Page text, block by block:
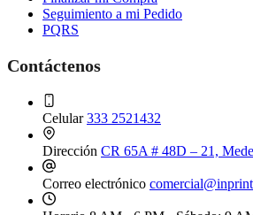
Seguimiento a mi Pedido
PQRS
Contáctenos
Celular333 2521432
Dirección CR 65A # 48D – 21,
Correo electrónico